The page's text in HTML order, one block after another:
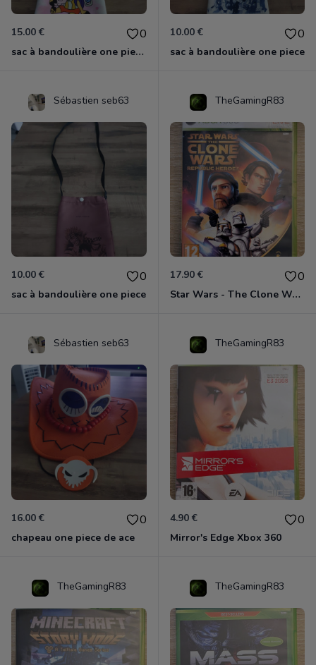
15.00 € 0
sac à bandoulière one piece chopper
10.00 € 0
sac à bandoulière one piece
Sébastien seb63
10.00 € 0
sac à bandoulière one piece
TheGamingR83
17.90 € 0
Star Wars - The Clone Wars - Les Héros De La République Xbox 360
Sébastien seb63
16.00 € 0
chapeau one piece de ace
TheGamingR83
4.90 € 0
Mirror's Edge Xbox 360
TheGamingR83 TheGamingR83